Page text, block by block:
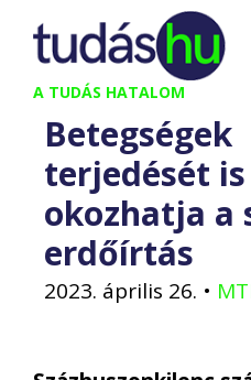
Kilépés
tartalomba
A TUDÁS HATALOM
Betegségek
terjedését is
okozhatja a
erdőírtás
2023. április 26. •